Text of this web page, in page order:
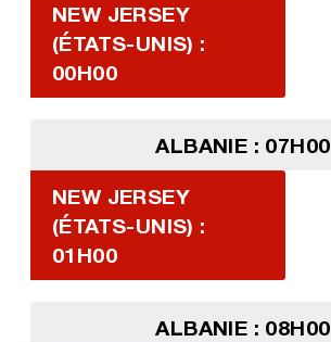
NEW JERSEY
(ÉTATS-UNIS) :
00H00
ALBANIE : 07H00
NEW JERSEY
(ÉTATS-UNIS) :
01H00
ALBANIE : 08H00